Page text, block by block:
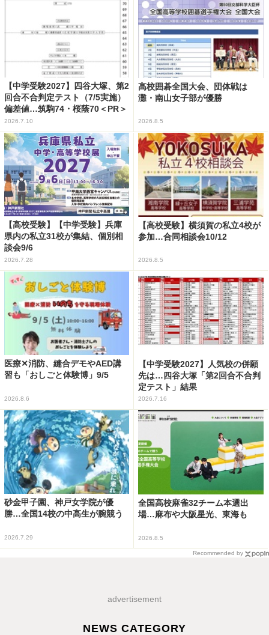
【中学受験2027】四谷大塚、第2
回合不合判定テスト（7/5実施）
偏差値…筑駒74・桜蔭70＜PR＞
2026.7.10
高校囲碁全国大会、団体戦は
灘・南山女子部が優勝
2026.8.5
【高校受験】【中学受験】兵庫
県内の私立31校が集結、個別相
談会9/6
2026.7.28
【高校受験】横須賀の私立4校が
参加…合同相談会10/12
2026.8.5
医療✕消防、縫合デモやAED講
習も「おしごと体験博」9/5
2026.8.6
【中学受験2027】人気校の併願
先は…四谷大塚「第2回合不合判
定テスト」結果
2026.7.16
砂金甲子園、神戸女学院が優
勝…全国14校の中高生が腕競う
2026.7.29
全国高校麻雀32チーム本選出
場…麻布や大阪星光、東海も
2026.8.5
Recommended by
advertisement
NEWS CATEGORY